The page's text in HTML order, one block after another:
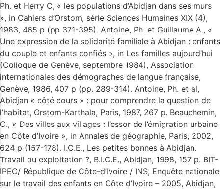
Ph. et Herry C, « les populations d’Abidjan dans ses murs
», in Cahiers d’Orstom, série Sciences Humaines XIX (4),
1983, 465 p (pp 371-395). Antoine, Ph. et Guillaume A., «
Une expression de la solidarité familiale à Abidjan : enfants
du couple et enfants confiés », in Les familles aujourd’hui
(Colloque de Genève, septembre 1984), Association
internationales des démographes de langue française,
Genève, 1986, 407 p (pp. 289-314). Antoine, Ph. et al,
Abidjan « côté cours » : pour comprendre la question de
l’habitat, Orstom-Karthala, Paris, 1987, 267 p. Beauchemin,
C., « Des villes aux villages : l’essor de l’émigration urbaine
en Côte d’Ivoire », in Annales de géographie, Paris, 2002,
624 p (157-178). I.C.E., Les petites bonnes à Abidjan.
Travail ou exploitation ?, B.I.C.E., Abidjan, 1998, 157 p. BIT-
IPEC/ République de Côte-d’Ivoire / INS, Enquête nationale
sur le travail des enfants en Côte d’Ivoire – 2005, Abidjan,